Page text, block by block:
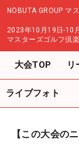
NOBUTA GROUP マ
2023年10月19日-10
マスターズゴルフ倶
大会TOP リ
ライブフォト
【この大会の